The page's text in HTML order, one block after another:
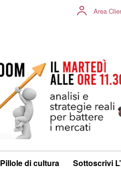
Area
Pillole di cultura Sottoscrivi